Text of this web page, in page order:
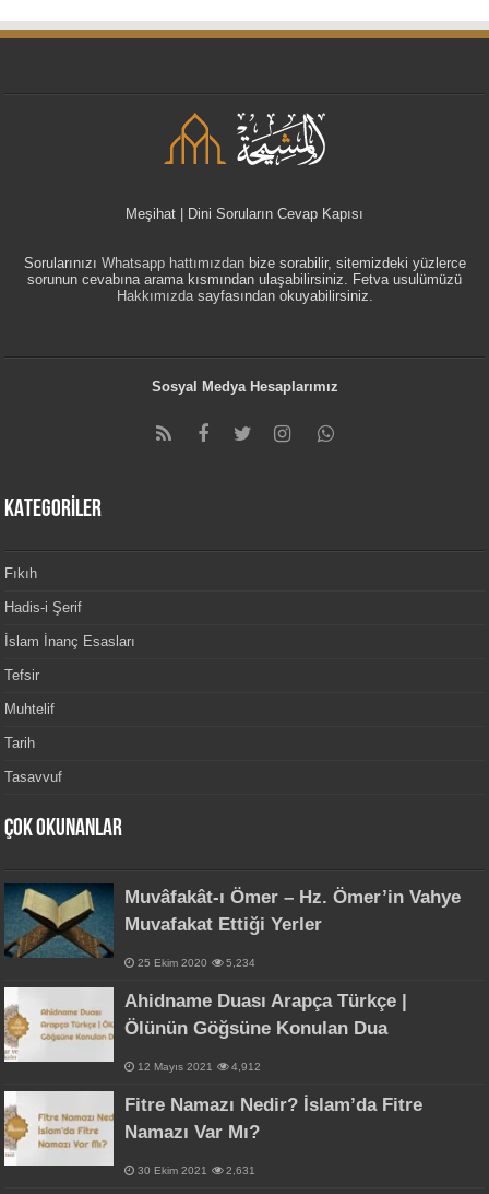
Meşihat | Dini Soruların Cevap Kapısı
Sorularınızı Whatsapp hattımızdanbize sorabilir, sitemizdeki yüzlerce
sorunun cevabına arama kısmından ulaşabilirsiniz. Fetva usulümüzü
Hakkımızdasayfasından okuyabilirsiniz.
Sosyal Medya Hesaplarımız
KATEGORİLER
Fıkıh
Hadis-i Şerif
İslam İnanç Esasları
Tefsir
Muhtelif
Tarih
Tasavvuf
Çok Okunanlar
Muvâfakât-ı Ömer – Hz. Ömer’in Vahye
Muvafakat Ettiği Yerler
25 Ekim 2020 5,234
Ahidname Duası Arapça Türkçe |
Ölünün Göğsüne Konulan Dua
12 Mayıs 2021 4,912
Fitre Namazı Nedir? İslam’da Fitre
Namazı Var Mı?
30 Ekim 2021 2,631